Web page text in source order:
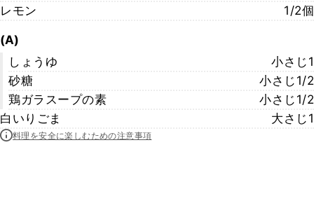
レモン
1/2個
(A)
しょうゆ
小さじ1
砂糖
小さじ1/2
鶏ガラスープの素
小さじ1/2
白いりごま
大さじ1
料理を安全に楽しむための注意事項